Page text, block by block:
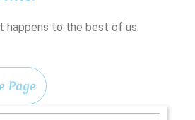
happens to the best of us.
PageReturn
to